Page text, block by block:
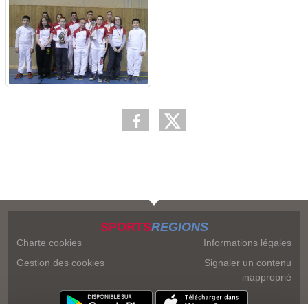
SPORTSREGIONS
Charte cookies
Gestion des cookies
Informations légales
Signaler un contenu
inapproprié